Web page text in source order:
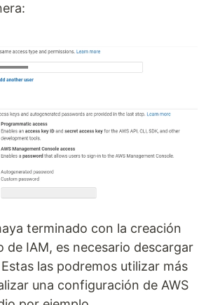
terminado con la creación
de IAM, es necesario descargar
las podremos utilizar más
una configuración de AWS